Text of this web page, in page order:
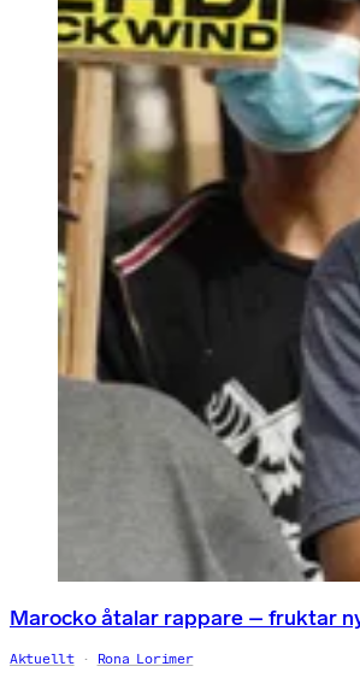
Marocko åtalar rappare – fruktar
Aktuellt Rona Lorimer